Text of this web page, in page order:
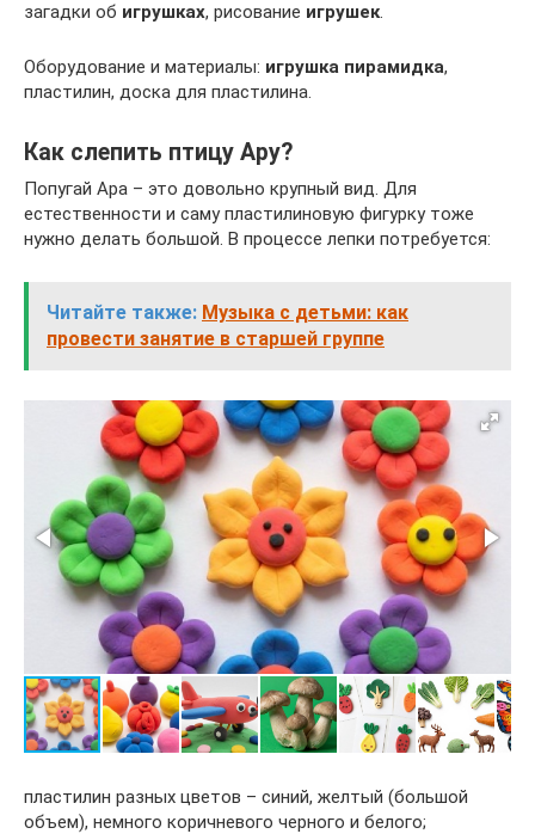
загадки об игрушках, рисование игрушек.
Оборудование и материалы: игрушка пирамидка,
пластилин, доска для пластилина.
Как слепить птицу Ару?
Попугай Ара – это довольно крупный вид. Для
естественности и саму пластилиновую фигурку тоже
нужно делать большой. В процессе лепки потребуется:
Читайте также: Музыка с детьми: как
провести занятие в старшей группе
пластилин разных цветов – синий, желтый (большой
объем), немного коричневого черного и белого;